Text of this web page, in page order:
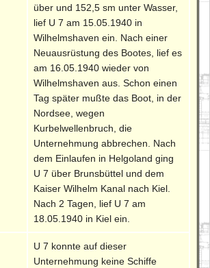
über und 152,5 sm unter Wasser,
lief U 7 am 15.05.1940 in
Wilhelmshaven ein. Nach einer
Neuausrüstung des Bootes, lief es
am 16.05.1940 wieder von
Wilhelmshaven aus. Schon einen
Tag später mußte das Boot, in der
Nordsee, wegen
Kurbelwellenbruch, die
Unternehmung abbrechen. Nach
dem Einlaufen in Helgoland ging
U 7 über Brunsbüttel und dem
Kaiser Wilhelm Kanal nach Kiel.
Nach 2 Tagen, lief U 7 am
18.05.1940 in Kiel ein.
U 7 konnte auf dieser
Unternehmung keine Schiffe